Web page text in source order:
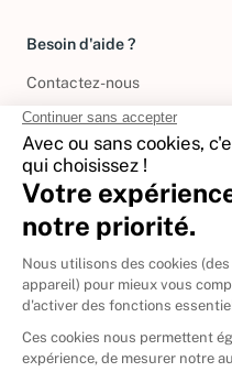
Besoin d'aide ?
Contactez-nous
International
🇪🇸Espagne
🇮🇹Italie
Donner vos livres